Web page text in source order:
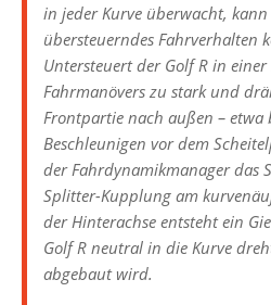
in jeder Kurve überwacht,
übersteuerndes Fahrverhalten
Untersteuert der Golf R in
Fahrmanövers zu stark und
Frontpartie nach außen – etwa
Beschleunigen vor dem
der Fahrdynamikmanager das
Splitter-Kupplung am
der Hinterachse entsteht ein
Golf R neutral in die Kurve
abgebaut wird.